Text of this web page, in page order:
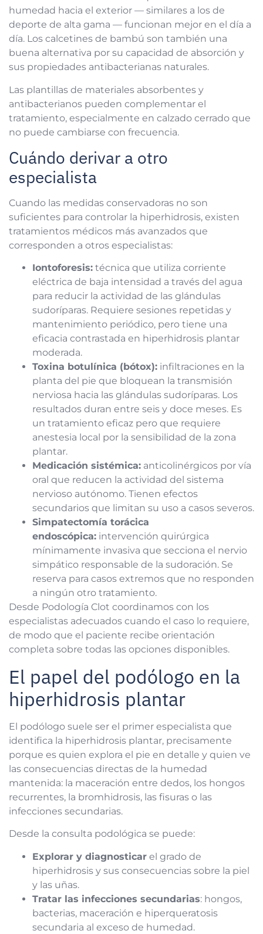
humedad hacia el exterior — similares a los de
deporte de alta gama — funcionan mejor en el día a
día. Los calcetines de bambú son también una
buena alternativa por su capacidad de absorción y
sus propiedades antibacterianas naturales.
Las plantillas de materiales absorbentes y
antibacterianos pueden complementar el
tratamiento, especialmente en calzado cerrado que
no puede cambiarse con frecuencia.
Cuándo derivar a otro
especialista
Cuando las medidas conservadoras no son
suficientes para controlar la hiperhidrosis, existen
tratamientos médicos más avanzados que
corresponden a otros especialistas:
Iontoforesis: técnica que utiliza corriente
eléctrica de baja intensidad a través del agua
para reducir la actividad de las glándulas
sudoríparas. Requiere sesiones repetidas y
mantenimiento periódico, pero tiene una
eficacia contrastada en hiperhidrosis plantar
moderada.
Toxina botulínica (bótox): infiltraciones en la
planta del pie que bloquean la transmisión
nerviosa hacia las glándulas sudoríparas. Los
resultados duran entre seis y doce meses. Es
un tratamiento eficaz pero que requiere
anestesia local por la sensibilidad de la zona
plantar.
Medicación sistémica: anticolinérgicos por vía
oral que reducen la actividad del sistema
nervioso autónomo. Tienen efectos
secundarios que limitan su uso a casos severos.
Simpatectomía torácica
endoscópica: intervención quirúrgica
mínimamente invasiva que secciona el nervio
simpático responsable de la sudoración. Se
reserva para casos extremos que no responden
a ningún otro tratamiento.
Desde Podología Clot coordinamos con los
especialistas adecuados cuando el caso lo requiere,
de modo que el paciente recibe orientación
completa sobre todas las opciones disponibles.
El papel del podólogo en la
hiperhidrosis plantar
El podólogo suele ser el primer especialista que
identifica la hiperhidrosis plantar, precisamente
porque es quien explora el pie en detalle y quien ve
las consecuencias directas de la humedad
mantenida: la maceración entre dedos, los hongos
recurrentes, la bromhidrosis, las fisuras o las
infecciones secundarias.
Desde la consulta podológica se puede:
Explorar y diagnosticar el grado de
hiperhidrosis y sus consecuencias sobre la piel
y las uñas.
Tratar las infecciones secundarias: hongos,
bacterias, maceración e hiperqueratosis
secundaria al exceso de humedad.